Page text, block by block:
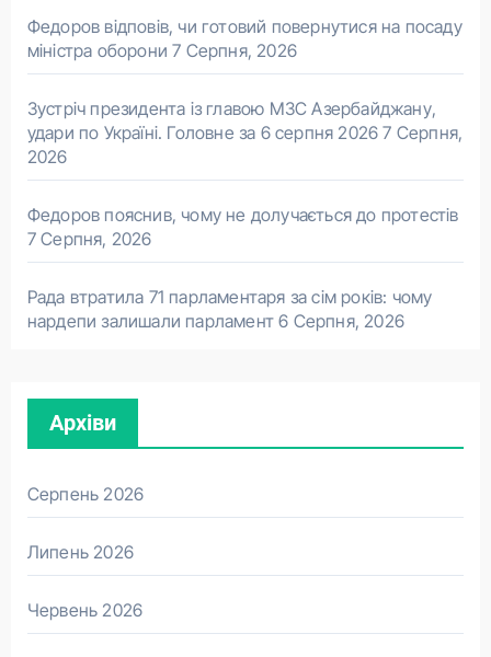
Федоров відповів, чи готовий повернутися на посаду
міністра оборони 7 Серпня, 2026
Зустріч президента із главою МЗС Азербайджану,
удари по Україні. Головне за 6 серпня 2026 7 Серпня,
2026
Федоров пояснив, чому не долучається до протестів
7 Серпня, 2026
Рада втратила 71 парламентаря за сім років: чому
нардепи залишали парламент 6 Серпня, 2026
Архіви
Серпень 2026
Липень 2026
Червень 2026